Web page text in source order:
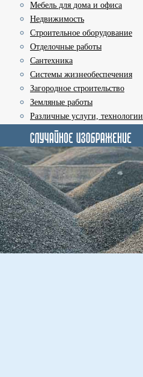
Мебель для дома и офиса
Недвижимость
Строительное оборудование
Отделочные работы
Сантехника
Системы жизнеобеспечения
Загородное строительство
Земляные работы
Различные услуги, технологии